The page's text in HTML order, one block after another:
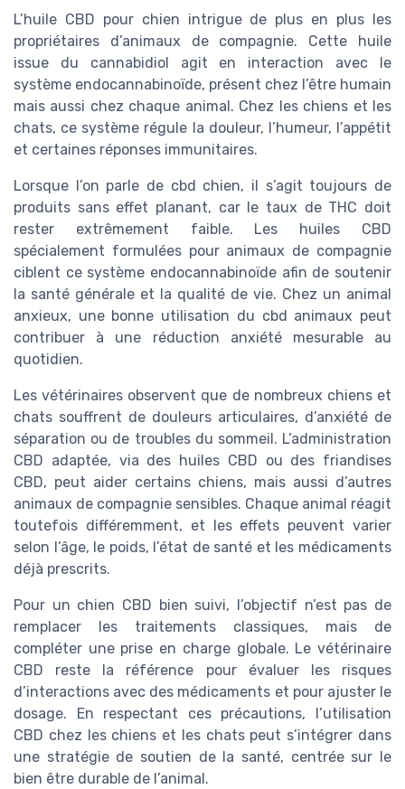
L’huile CBD pour chien intrigue de plus en plus les
propriétaires d’animaux de compagnie. Cette huile
issue du cannabidiol agit en interaction avec le
système endocannabinoïde, présent chez l’être humain
mais aussi chez chaque animal. Chez les chiens et les
chats, ce système régule la douleur, l’humeur, l’appétit
et certaines réponses immunitaires.
Lorsque l’on parle de cbd chien, il s’agit toujours de
produits sans effet planant, car le taux de THC doit
rester extrêmement faible. Les huiles CBD
spécialement formulées pour animaux de compagnie
ciblent ce système endocannabinoïde afin de soutenir
la santé générale et la qualité de vie. Chez un animal
anxieux, une bonne utilisation du cbd animaux peut
contribuer à une réduction anxiété mesurable au
quotidien.
Les vétérinaires observent que de nombreux chiens et
chats souffrent de douleurs articulaires, d’anxiété de
séparation ou de troubles du sommeil. L’administration
CBD adaptée, via des huiles CBD ou des friandises
CBD, peut aider certains chiens, mais aussi d’autres
animaux de compagnie sensibles. Chaque animal réagit
toutefois différemment, et les effets peuvent varier
selon l’âge, le poids, l’état de santé et les médicaments
déjà prescrits.
Pour un chien CBD bien suivi, l’objectif n’est pas de
remplacer les traitements classiques, mais de
compléter une prise en charge globale. Le vétérinaire
CBD reste la référence pour évaluer les risques
d’interactions avec des médicaments et pour ajuster le
dosage. En respectant ces précautions, l’utilisation
CBD chez les chiens et les chats peut s’intégrer dans
une stratégie de soutien de la santé, centrée sur le
bien être durable de l’animal.